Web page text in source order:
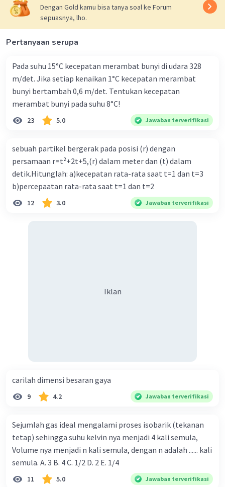
Dengan Gold kamu bisa tanya soal ke Forum
sepuasnya, lho.
Pertanyaan serupa
Pada suhu 15°C kecepatan merambat bunyi di udara 328
m/det. Jika setiap kenaikan 1°C kecepatan merambat
bunyi bertambah 0,6 m/det. Tentukan kecepatan
merambat bunyi pada suhu 8°C!
23 5.0 Jawaban terverifikasi
sebuah partikel bergerak pada posisi (r) dengan
persamaan r=t²+2t+5,(r) dalam meter dan (t) dalam
detik.Hitunglah: a)kecepatan rata-rata saat t=1 dan t=3
b)percepaatan rata-rata saat t=1 dan t=2
12 3.0 Jawaban terverifikasi
Iklan
carilah dimensi besaran gaya
9 4.2 Jawaban terverifikasi
Sejumlah gas ideal mengalami proses isobarik (tekanan
tetap) sehingga suhu kelvin nya menjadi 4 kali semula,
Volume nya menjadi n kali semula, dengan n adalah ...... kali
semula. A. 3 B. 4 C. 1/2 D. 2 E. 1/4
11 5.0 Jawaban terverifikasi